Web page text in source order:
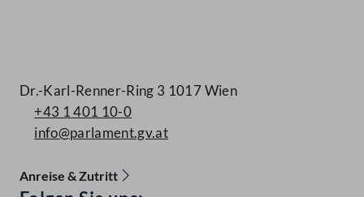
Dr.-Karl-Renner-Ring 3 1017 Wien
+43 1 401 10-0
info@parlament.gv.at
Anreise & Zutritt